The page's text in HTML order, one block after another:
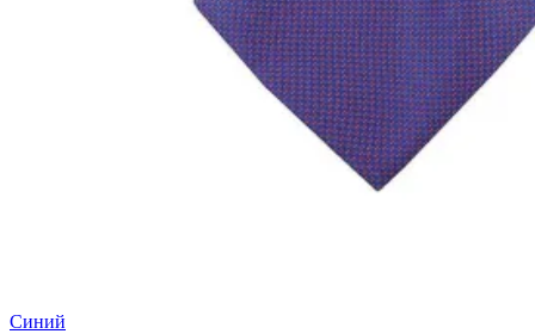
Синий